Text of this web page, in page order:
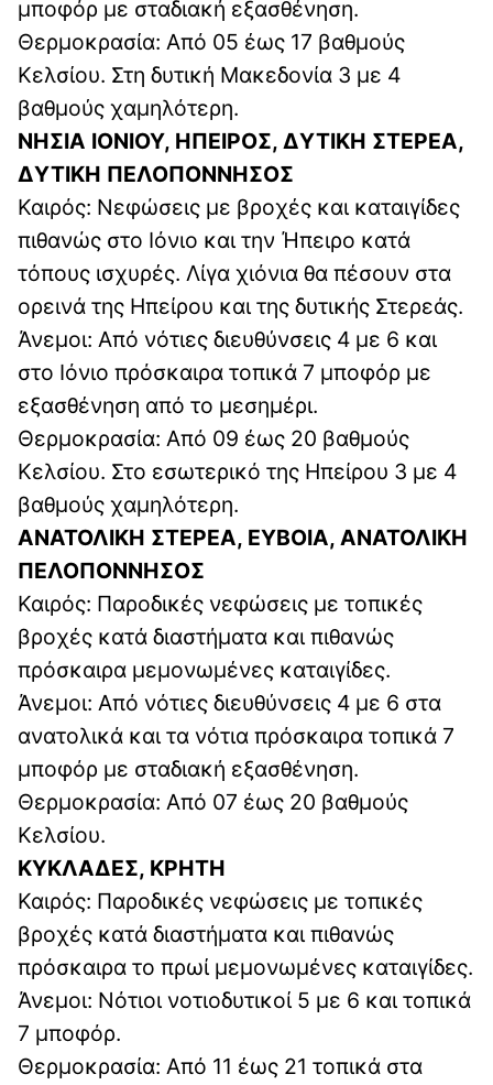
μποφόρ με σταδιακή εξασθένηση.
Θερμοκρασία: Από 05 έως 17 βαθμούς
Κελσίου. Στη δυτική Μακεδονία 3 με 4
βαθμούς χαμηλότερη.
ΝΗΣΙΑ ΙΟΝΙΟΥ, ΗΠΕΙΡΟΣ, ΔΥΤΙΚΗ ΣΤΕΡΕΑ,
ΔΥΤΙΚΗ ΠΕΛΟΠΟΝΝΗΣΟΣ
Καιρός: Νεφώσεις με βροχές και καταιγίδες
πιθανώς στο Ιόνιο και την Ήπειρο κατά
τόπους ισχυρές. Λίγα χιόνια θα πέσουν στα
ορεινά της Ηπείρου και της δυτικής Στερεάς.
Άνεμοι: Από νότιες διευθύνσεις 4 με 6 και
στο Ιόνιο πρόσκαιρα τοπικά 7 μποφόρ με
εξασθένηση από το μεσημέρι.
Θερμοκρασία: Από 09 έως 20 βαθμούς
Κελσίου. Στο εσωτερικό της Ηπείρου 3 με 4
βαθμούς χαμηλότερη.
ΑΝΑΤΟΛΙΚΗ ΣΤΕΡΕΑ, ΕΥΒΟΙΑ, ΑΝΑΤΟΛΙΚΗ
ΠΕΛΟΠΟΝΝΗΣΟΣ
Καιρός: Παροδικές νεφώσεις με τοπικές
βροχές κατά διαστήματα και πιθανώς
πρόσκαιρα μεμονωμένες καταιγίδες.
Άνεμοι: Από νότιες διευθύνσεις 4 με 6 στα
ανατολικά και τα νότια πρόσκαιρα τοπικά 7
μποφόρ με σταδιακή εξασθένηση.
Θερμοκρασία: Από 07 έως 20 βαθμούς
Κελσίου.
ΚΥΚΛΑΔΕΣ, ΚΡΗΤΗ
Καιρός: Παροδικές νεφώσεις με τοπικές
βροχές κατά διαστήματα και πιθανώς
πρόσκαιρα το πρωί μεμονωμένες καταιγίδες.
Άνεμοι: Νότιοι νοτιοδυτικοί 5 με 6 και τοπικά
7 μποφόρ.
Θερμοκρασία: Από 11 έως 21 τοπικά στα